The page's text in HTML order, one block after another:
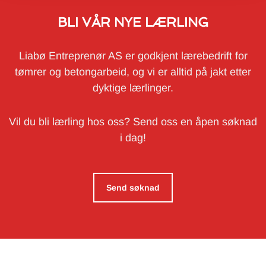
BLI VÅR NYE LÆRLING
Liabø Entreprenør AS er godkjent lærebedrift for
tømrer og betongarbeid, og vi er alltid på jakt etter
dyktige lærlinger.
Vil du bli lærling hos oss? Send oss en åpen søknad
i dag!
Send søknad